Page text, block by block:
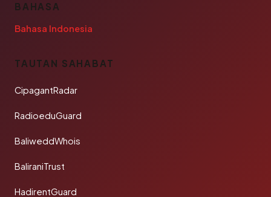
BAHASA
Bahasa Indonesia
TAUTAN SAHABAT
CipagantRadar
RadioeduGuard
BaliweddWhois
BaliraniTrust
HadirentGuard